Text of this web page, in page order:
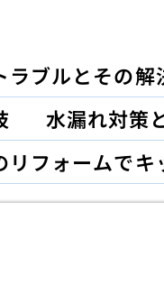
ラブルとその解
水漏れ対策
リフォームで